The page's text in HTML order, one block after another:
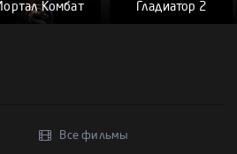
Комбат Гладиатор 2
Все фильмы